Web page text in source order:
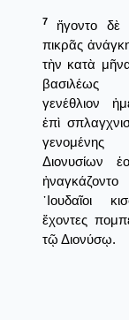
7
ἤγοντο δὲ
πικρᾶς
τὴν κατὰ
βασιλέως
γενέθλιον
ἐπὶ
Διονυσίων
᾿Ιουδαῖοι
ἔχοντες
τῷ Διονύσῳ.